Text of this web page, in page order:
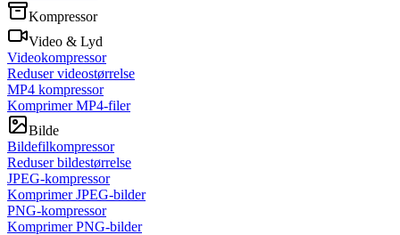
Kompressor
Video & Lyd
Videokompressor
Reduser videostørrelse
MP4 kompressor
Komprimer MP4-filer
Bilde
Bildefilkompressor
Reduser bildestørrelse
JPEG-kompressor
Komprimer JPEG-bilder
PNG-kompressor
Komprimer PNG-bilder